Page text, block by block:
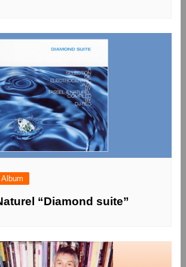
Album
“Diamond suite”